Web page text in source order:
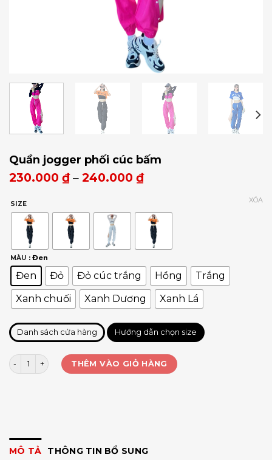
Quần jogger phối cúc bấm
230.000 ₫– 240.000 ₫
SIZE
MÀU : Đen
Đen Đỏ Đỏ cúc trắng Hồng
Trắng
Xanh chuối
Xanh Dương Xanh Lá
XÓA
Danh sách cửa hàng Hướng dẫn chọn size
Quần jogger phối cúc bấm số lượng
THÊM VÀO GIỎ HÀNG
MÔ TẢ THÔNG TIN BỔ SUNG